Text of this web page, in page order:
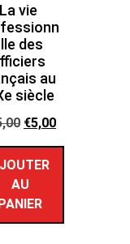
La vie
des
au
siècle
€5,00
AU